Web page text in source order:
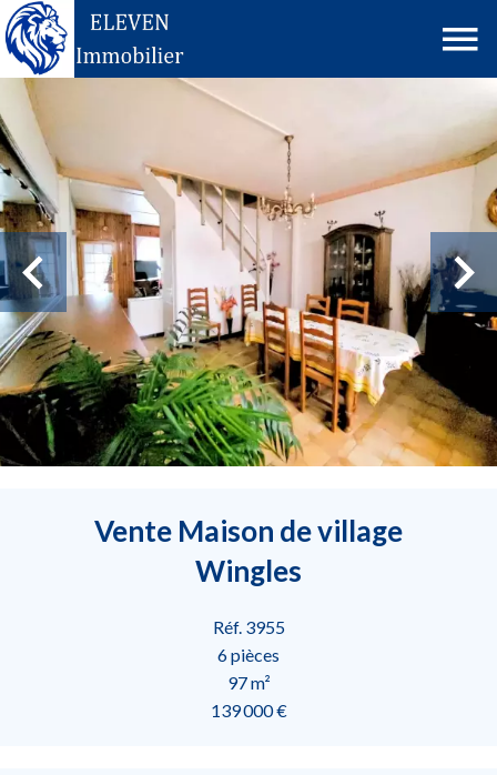
Vente Maison de village
Wingles
Réf. 3955
6 pièces
97 m²
139 000 €